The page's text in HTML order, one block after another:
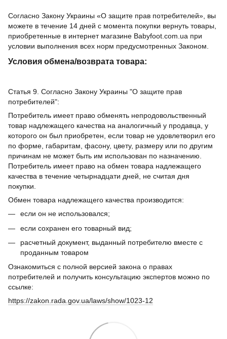
Согласно Закону Украины «О защите прав потребителей», вы
можете в течение 14 дней с момента покупки вернуть товары,
приобретенные в интернет магазине Babyfoot.com.ua при
условии выполнения всех норм предусмотренных Законом.
Условия обмена/возврата товара:
Статья 9. Согласно Закону Украины "О защите прав
потребителей":
Потребитель имеет право обменять непродовольственный
товар надлежащего качества на аналогичный у продавца, у
которого он был приобретен, если товар не удовлетворил его
по форме, габаритам, фасону, цвету, размеру или по другим
причинам не может быть им использован по назначению.
Потребитель имеет право на обмен товара надлежащего
качества в течение четырнадцати дней, не считая дня
покупки.
Обмен товара надлежащего качества производится:
если он не использовался;
если сохранен его товарный вид;
расчетный документ, выданный потребителю вместе с
проданным товаром
Ознакомиться с полной версией закона о правах
потребителей и получить консультацию экспертов можно по
ссылке:
https://zakon.rada.gov.ua/laws/show/1023-12